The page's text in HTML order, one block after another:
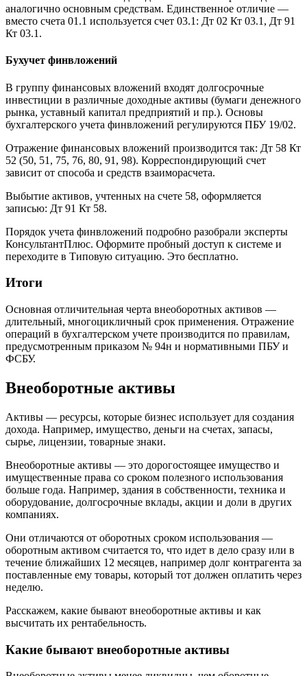
аналогично основным средствам. Единственное отличие —
вместо счета 01.1 используется счет 03.1: Дт 02 Кт 03.1, Дт 91
Кт 03.1.
Бухучет финвложений
В группу финансовых вложений входят долгосрочные
инвестиции в различные доходные активы (бумаги денежного
рынка, уставный капитал предприятий и пр.). Основы
бухгалтерского учета финвложений регулируются ПБУ 19/02.
Отражение финансовых вложений производится так: Дт 58 Кт
52 (50, 51, 75, 76, 80, 91, 98). Корреспондирующий счет
зависит от способа и средств взаиморасчета.
Выбытие активов, учтенных на счете 58, оформляется
записью: Дт 91 Кт 58.
Порядок учета финвложений подробно разобрали эксперты
КонсультантПлюс. Оформите пробный доступ к системе и
переходите в Типовую ситуацию. Это бесплатно.
Итоги
Основная отличительная черта внеоборотных активов —
длительный, многоцикличный срок применения. Отражение
операций в бухгалтерском учете производится по правилам,
предусмотренным приказом № 94н и нормативными ПБУ и
ФСБУ.
Внеоборотные активы
Активы — ресурсы, которые бизнес использует для создания
дохода. Например, имущество, деньги на счетах, запасы,
сырье, лицензии, товарные знаки.
Внеоборотные активы — это дорогостоящее имущество и
имущественные права со сроком полезного использования
больше года. Например, здания в собственности, техника и
оборудование, долгосрочные вклады, акции и доли в других
компаниях.
Они отличаются от оборотных сроком использования —
оборотным активом считается то, что идет в дело сразу или в
течение ближайших 12 месяцев, например долг контрагента за
поставленные ему товары, который тот должен оплатить через
неделю.
Расскажем, какие бывают внеоборотные активы и как
высчитать их рентабельность.
Какие бывают внеоборотные активы